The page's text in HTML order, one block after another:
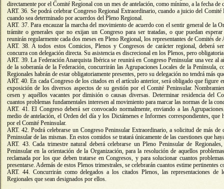
directamente por el Comité Regional con un mes de antelación, como mínimo, a la fecha de
ART. 36. Se podrá celebrar Congreso Regional Extraordinario, cuando a juicio del Comité
cuando sea determinado por acuerdos del Pleno Regional.
ART. 37. Para encauzar la marcha del movimiento de acuerdo con el sentir general de la
trámite o generales que no exijan un Congreso para ser tratadas, o que puedan
reunirán regularmente cada dos meses en Pleno Regional, los representantes de Comités
ART. 38. A todos estos Comicios, Plenos y Congresos de carácter regional, deberá
concurra con delegación directa. Su asistencia es discrecional en los Plenos, pero
ART. 39. La Federación Anarquista Ibérica se reunirá en Congreso Peninsular una vez al
de la soberanía de la Federación, concurrirán las Agrupaciones Locales de la Península,
Regionales habrán de estar obligatoriamente presentes, pero su delegación no tendrá más
ART. 40. En cada Congreso de los citados en el artículo anterior, será obligado que figure
exposición de los diversos aspectos de su gestión por el Comité Peninsular.
cesen y aquéllos vacantes por dimisión o causas diversas. Determinar residencia del
cuantos problemas fundamentales interesen al movimiento para marcar las normas de la
ART. 41. EI Congreso deberá ser convocado normalmente, enviando a las
medio de antelación, el Orden del día y los Dictámenes e Informes correspondientes, que
por el Comité Peninsular.
ART. 42. Podrá celebrarse un Congreso Peninsular Extraordinario, a solicitud de más
Peninsular de las mismas. En estos comidos se tratará únicamente de las cuestiones que
ART. 43. Cada trimestre natural deberá celebrarse un Pleno Peninsular de
Peninsular en la orientación de la Organización, para la resolución de aquellos
reclamada por los que deben tratarse en Congresos, y para solucionar cuantos
presentarse. Además de estos Plenos trimestrales, se celebrarán cuantos estime pertinentes
ART. 44. Concurrirán como delegados a los citados Plenos, las representaciones
Regionales que sean designados por ellos.